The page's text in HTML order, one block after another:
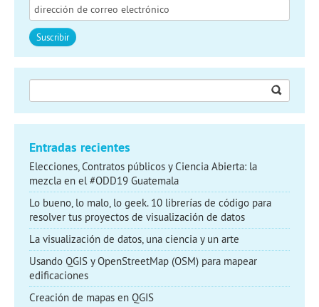
Entradas recientes
Elecciones, Contratos públicos y Ciencia Abierta: la
mezcla en el #ODD19 Guatemala
Lo bueno, lo malo, lo geek. 10 librerías de código para
resolver tus proyectos de visualización de datos
La visualización de datos, una ciencia y un arte
Usando QGIS y OpenStreetMap (OSM) para mapear
edificaciones
Creación de mapas en QGIS